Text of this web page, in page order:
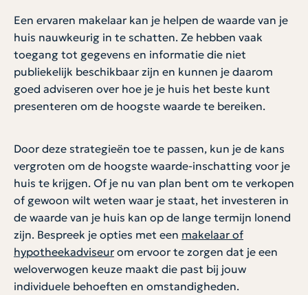
Een ervaren makelaar kan je helpen de waarde van je
huis nauwkeurig in te schatten. Ze hebben vaak
toegang tot gegevens en informatie die niet
publiekelijk beschikbaar zijn en kunnen je daarom
goed adviseren over hoe je je huis het beste kunt
presenteren om de hoogste waarde te bereiken.
Door deze strategieën toe te passen, kun je de kans
vergroten om de hoogste waarde-inschatting voor je
huis te krijgen. Of je nu van plan bent om te verkopen
of gewoon wilt weten waar je staat, het investeren in
de waarde van je huis kan op de lange termijn lonend
zijn. Bespreek je opties met een makelaar of
hypotheekadviseurom ervoor te zorgen dat je een
weloverwogen keuze maakt die past bij jouw
individuele behoeften en omstandigheden.